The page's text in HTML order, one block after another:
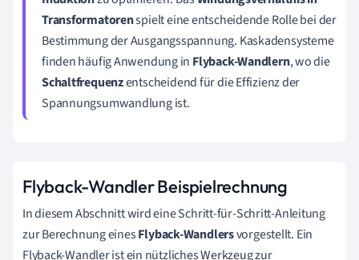
Transformatorenspielt eine entscheidende Rolle bei der
Bestimmung der Ausgangsspannung. Kaskadensysteme
finden häufig Anwendung in Flyback-Wandlern, wo die
Schaltfrequenzentscheidend für die Effizienz der
Spannungsumwandlung ist.
Flyback-Wandler Beispielrechnung
In diesem Abschnitt wird eine Schritt-für-Schritt-Anleitung
zur Berechnung einesFlyback-Wandlersvorgestellt. Ein
Flyback-Wandler ist ein nützliches Werkzeug zur